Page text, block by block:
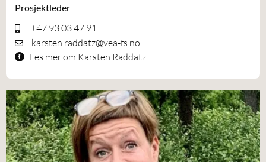
Prosjektleder
+47 93 03 47 91
karsten.raddatz@vea-fs.no
Les mer om Karsten Raddatz